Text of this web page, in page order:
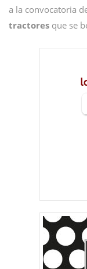
a la convocatoria
tractores que se